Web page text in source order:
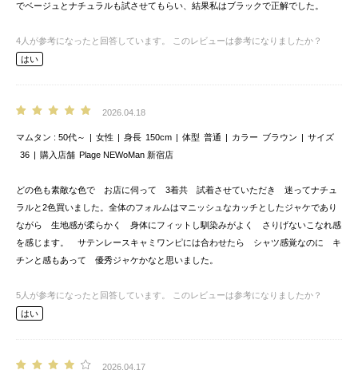
でベージュとナチュラルも試させてもらい、結果私はブラックで正解でした。
4 人が参考になったと回答しています。
このレビューは参考になりましたか？
はい
2026.04.18
マムタン 50代～ 女性 身長 150cm 体型 普通 カラー ブラウン
サイズ
36
購入店舗 Plage NEWoMan 新宿店
どの色も素敵な色で お店に伺って 3着共 試着させていただき 迷ってナチュ
ラルと2色買いました。全体のフォルムはマニッシュなカッチとしたジャケであり
ながら 生地感が柔らかく 身体にフィットし馴染みがよく さりげないこなれ感
を感じます。 サテンレースキャミワンピには合わせたら シャツ感覚なのに キ
チンと感もあって 優秀ジャケかなと思いました。
5 人が参考になったと回答しています。
このレビューは参考になりましたか？
はい
2026.04.17